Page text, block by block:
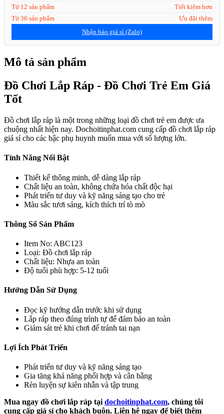
Từ 12 sản phẩm
Tiết kiệm hơn
Từ 36 sản phẩm
Ưu đãi thêm
Nhận báo giá sỉ (Zalo)
Mô tả sản phẩm
Đồ Chơi Lắp Ráp - Đồ Chơi Trẻ Em Giá
Tốt
Đồ chơi lắp ráp là một trong những loại đồ chơi trẻ em được ưa
chuộng nhất hiện nay. Dochoitinphat.com cung cấp đồ chơi lắp ráp
giá sỉ cho các bậc phụ huynh muốn mua với số lượng lớn.
Tính Năng Nổi Bật
Thiết kế thông minh, dễ dàng lắp ráp
Chất liệu an toàn, không chứa hóa chất độc hại
Phát triển tư duy và kỹ năng sáng tạo cho trẻ
Màu sắc tươi sáng, kích thích trí tò mò
Thông Số Sản Phẩm
Item No: ABC123
Loại: Đồ chơi lắp ráp
Chất liệu: Nhựa an toàn
Độ tuổi phù hợp: 5-12 tuổi
Hướng Dẫn Sử Dụng
Đọc kỹ hướng dẫn trước khi sử dụng
Lắp ráp theo đúng trình tự để đảm bảo an toàn
Giám sát trẻ khi chơi để tránh tai nạn
Lợi Ích Phát Triển
Phát triển tư duy và kỹ năng sáng tạo
Gia tăng khả năng phối hợp và cân bằng
Rèn luyện sự kiên nhẫn và tập trung
Mua ngay đồ chơi lắp ráp tại dochoitinphat.com, chúng tôi
cung cấp giá sỉ cho khách buôn. Liên hệ ngay để biết thêm